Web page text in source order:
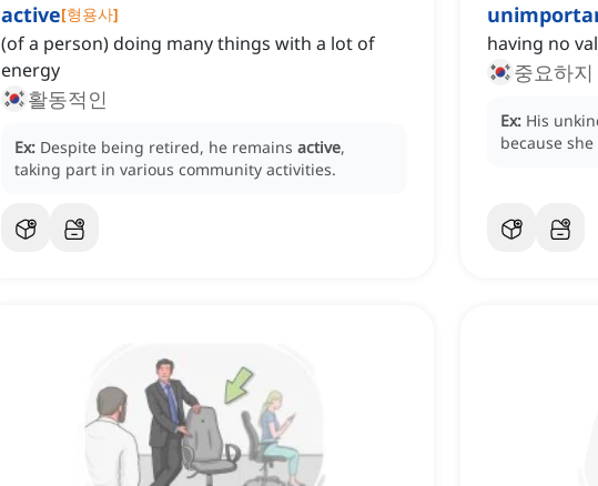
active[형용사]
(of a person) doing many things with a lot of
energy
활동적인
Ex: Despite being retired, he remains active,
taking part in various community activities.
having no
중요하
Ex: His
because